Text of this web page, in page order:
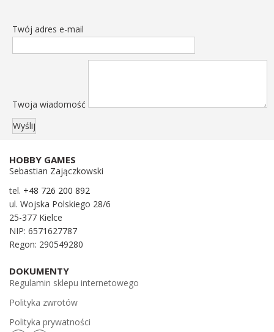
Twój adres e-mail
Twoja wiadomość
HOBBY GAMES
Sebastian Zajączkowski
tel. +48 726 200 892
ul. Wojska Polskiego 28/6
25-377 Kielce
NIP: 6571627787
Regon: 290549280
DOKUMENTY
Regulamin sklepu internetowego
Polityka zwrotów
Polityka prywatności